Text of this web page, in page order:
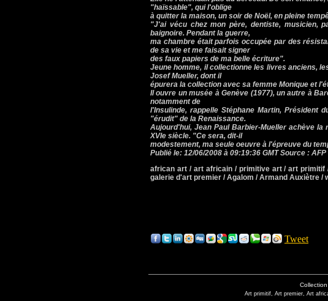
"haïssable", qui l'oblige
à quitter la maison, un soir de Noël, en pleine
"J'ai vécu chez mon père, dentiste, musicien,
baignoire. Pendant la guerre,
ma chambre était parfois occupée par des
de sa vie et me faisait signer
des faux papiers de ma belle écriture".
Jeune homme, il collectionne les livres anciens,
Josef Mueller, dont il
épurera la collection avec sa femme Monique et
Il ouvre un musée à Genève (1977), un autre à
notamment de
l'Insulinde, rappelle Stéphane Martin, Président
"érudit" de la Renaissance.
Aujourd'hui, Jean Paul Barbier-Mueller achève
XVIe siècle. "Ce sera, dit-il
modestement, ma seule oeuvre à l'épreuve du
Publié le: 12/06/2008 à 09:19:36 GMT Source : AFP
african art / art africain / primitive art / art
galerie d'art premier / Agalom / Armand Auxiètre /
Tweet
Art primitif, Art premier, Art